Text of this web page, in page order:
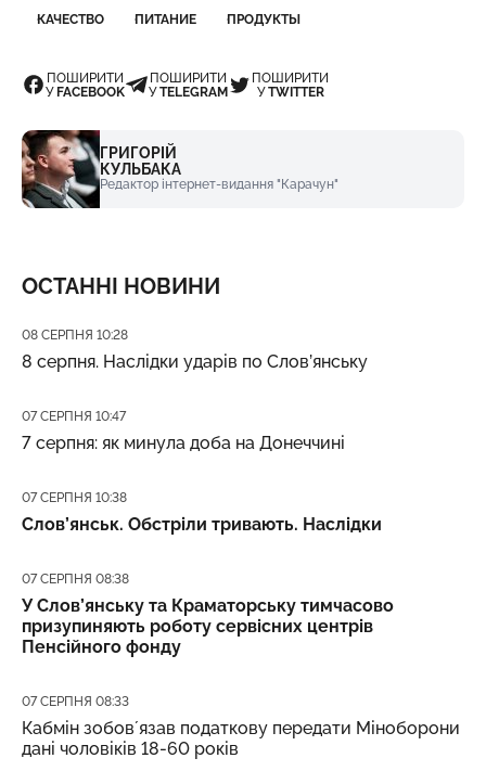
КАЧЕСТВО ПИТАНИЕ ПРОДУКТЫ
ПОШИРИТИ
УFACEBOOK
ПОШИРИТИ
УTELEGRAM
ПОШИРИТИ
УTWITTER
ГРИГОРІЙ
КУЛЬБАКА
Редактор інтернет-видання "Карачун"
ОСТАННІ НОВИНИ
Дата публікації
08 СЕРПНЯ 10:28
8 серпня. Наслідки ударів по Слов’янську
Дата публікації
07 СЕРПНЯ 10:47
7 серпня: як минула доба на Донеччині
Дата публікації
07 СЕРПНЯ 10:38
Слов’янськ. Обстріли тривають. Наслідки
Дата публікації
07 СЕРПНЯ 08:38
У Слов’янську та Краматорську тимчасово
призупиняють роботу сервісних центрів
Пенсійного фонду
Дата публікації
07 СЕРПНЯ 08:33
Кабмін зобовʼязав податкову передати Міноборони
дані чоловіків 18-60 років